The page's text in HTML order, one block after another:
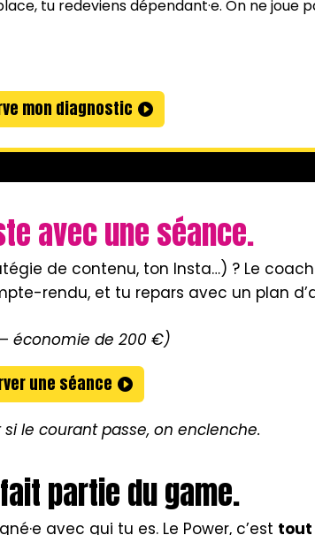
tu redeviens dépendant·e. On ne joue
mon diagnostic
avec une séance.
de contenu, ton Insta…) ? Le
rendu, et tu repars avec un plan
économie de 200 €)
une séance
le courant passe, on enclenche.
partie du game.
avec qui tu es. Le Power, c’est tout